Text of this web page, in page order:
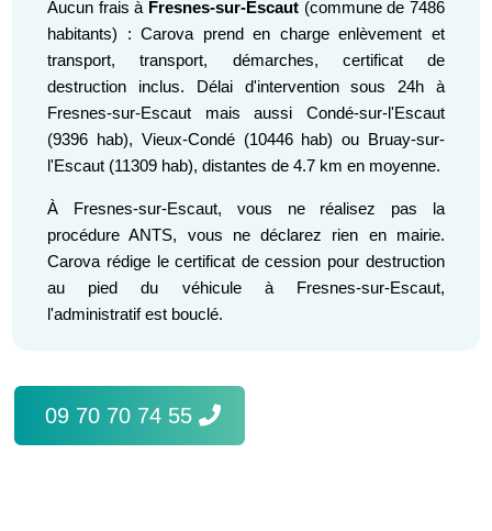
Aucun frais à Fresnes-sur-Escaut (commune de 7486
habitants) : Carova prend en charge enlèvement et
transport, transport, démarches, certificat de
destruction inclus. Délai d'intervention sous 24h à
Fresnes-sur-Escaut mais aussi Condé-sur-l'Escaut
(9396 hab), Vieux-Condé (10446 hab) ou Bruay-sur-
l'Escaut (11309 hab), distantes de 4.7 km en moyenne.
À Fresnes-sur-Escaut, vous ne réalisez pas la
procédure ANTS, vous ne déclarez rien en mairie.
Carova rédige le certificat de cession pour destruction
au pied du véhicule à Fresnes-sur-Escaut,
l'administratif est bouclé.
09 70 70 74 55